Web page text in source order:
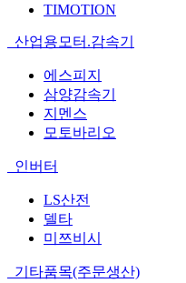
TIMOTION
산업용모터.감속기
에스피지
삼양감속기
지멘스
모토바리오
인버터
LS산전
델타
미쯔비시
기타품목(주문생산)